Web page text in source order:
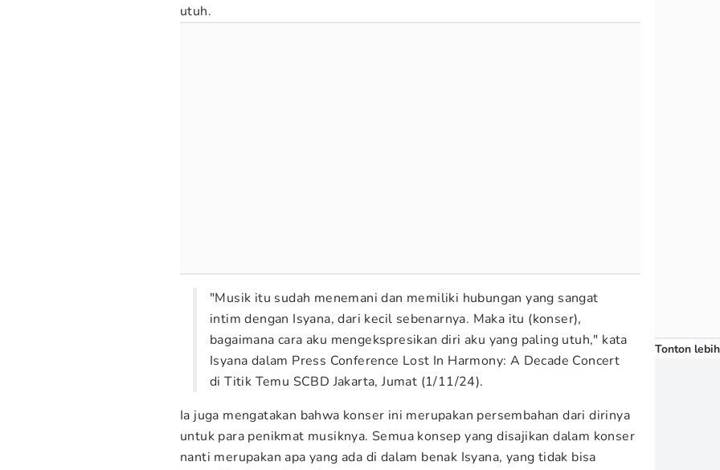
utuh.
"Musik itu sudah menemani dan memiliki hubungan yang sangat
intim dengan Isyana, dari kecil sebenarnya. Maka itu (konser),
bagaimana cara aku mengekspresikan diri aku yang paling utuh," kata
Isyana dalam Press Conference Lost In Harmony: A Decade Concert
di Titik Temu SCBD Jakarta, Jumat (1/11/24).
Ia juga mengatakan bahwa konser ini merupakan persembahan dari dirinya
untuk para penikmat musiknya. Semua konsep yang disajikan dalam konser
nanti merupakan apa yang ada di dalam benak Isyana, yang tidak bisa
Tonton